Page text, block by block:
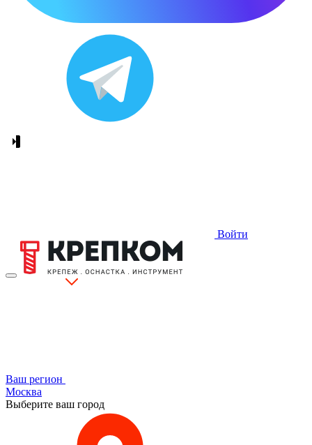
Войти
Ваш регион
Москва
Выберите ваш город